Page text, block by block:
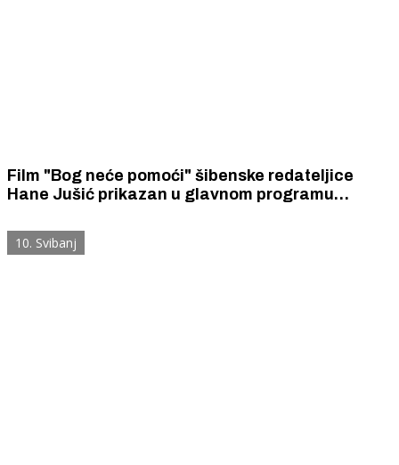
Film "Bog neće pomoći" šibenske redateljice
Hane Jušić prikazan u glavnom programu
najrespektabilnijih svjetskih filmskih festivala.
10. Svibanj